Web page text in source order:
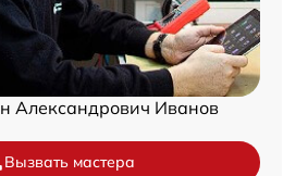
Александрович Иванов
Вызвать мастера